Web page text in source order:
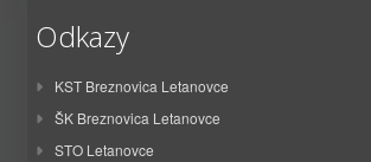
Odkazy
KST Breznovica Letanovce
ŠK Breznovica Letanovce
STO Letanovce